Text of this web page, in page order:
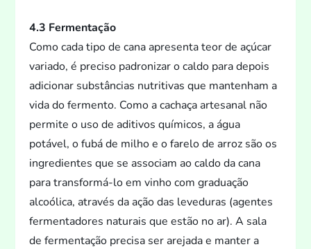
4.3 Fermentação
Como cada tipo de cana apresenta teor de açúcar
variado, é preciso padronizar o caldo para depois
adicionar substâncias nutritivas que mantenham a
vida do fermento. Como a cachaça artesanal não
permite o uso de aditivos químicos, a água
potável, o fubá de milho e o farelo de arroz são os
ingredientes que se associam ao caldo da cana
para transformá-lo em vinho com graduação
alcoólica, através da ação das leveduras (agentes
fermentadores naturais que estão no ar). A sala
de fermentação precisa ser arejada e manter a